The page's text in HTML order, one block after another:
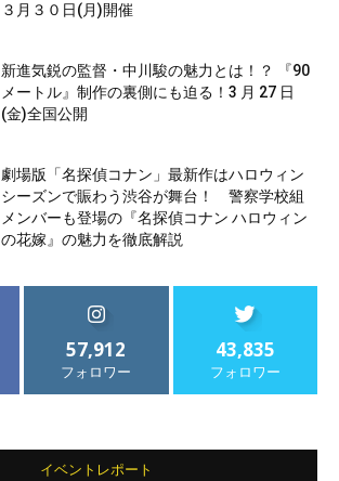
３月３０日(月)開催
新進気鋭の監督・中川駿の魅力とは！？ 『90
メートル』制作の裏側にも迫る！3 月 27 日
(金)全国公開
劇場版「名探偵コナン」最新作はハロウィン
シーズンで賑わう渋谷が舞台！ 警察学校組
メンバーも登場の『名探偵コナン ハロウィン
の花嫁』の魅力を徹底解説
57,912
フォロワー
43,835
フォロワー
イベントレポート